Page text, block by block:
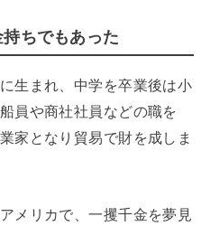
持ちでもあった
生まれ、中学を卒業後は小
員や商社社員などの職を
家となり貿易で財を成しま
メリカで、一攫千金を夢見